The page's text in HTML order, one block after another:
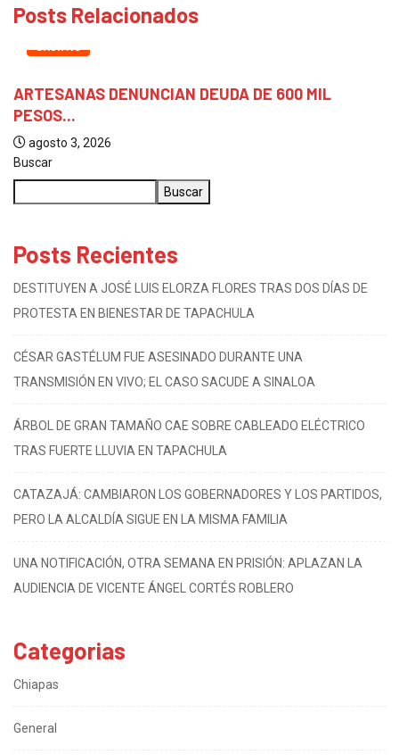
Posts Relacionados
CHIAPAS
ARTESANAS DENUNCIAN DEUDA DE 600 MIL
PESOS...
agosto 3, 2026
Buscar
Buscar
Posts Recientes
DESTITUYEN A JOSÉ LUIS ELORZA FLORES TRAS DOS DÍAS DE
PROTESTA EN BIENESTAR DE TAPACHULA
CÉSAR GASTÉLUM FUE ASESINADO DURANTE UNA
TRANSMISIÓN EN VIVO; EL CASO SACUDE A SINALOA
ÁRBOL DE GRAN TAMAÑO CAE SOBRE CABLEADO ELÉCTRICO
TRAS FUERTE LLUVIA EN TAPACHULA
CATAZAJÁ: CAMBIARON LOS GOBERNADORES Y LOS PARTIDOS,
PERO LA ALCALDÍA SIGUE EN LA MISMA FAMILIA
UNA NOTIFICACIÓN, OTRA SEMANA EN PRISIÓN: APLAZAN LA
AUDIENCIA DE VICENTE ÁNGEL CORTÉS ROBLERO
Categorias
Chiapas
General